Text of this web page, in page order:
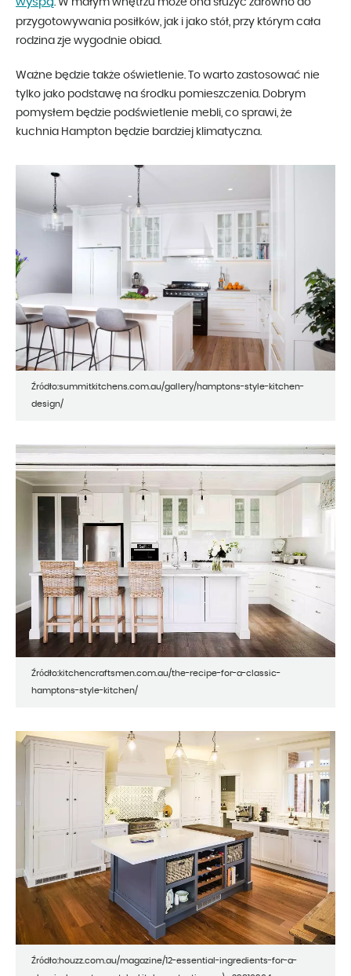
. W małym wnętrzu może ona służyć zarówno do
przygotowywania posiłków, jak i jako stół, przy którym cała
rodzina zje wygodnie obiad.
Ważne będzie także oświetlenie. To warto zastosować nie
tylko jako podstawę na środku pomieszczenia. Dobrym
pomysłem będzie podświetlenie mebli, co sprawi, że
kuchnia Hampton będzie bardziej klimatyczna.
Źródło:summitkitchens.com.au/gallery/hamptons-style-kitchen-
design/
Źródło:kitchencraftsmen.com.au/the-recipe-for-a-classic-
hamptons-style-kitchen/
Źródło:houzz.com.au/magazine/12-essential-ingredients-for-a-